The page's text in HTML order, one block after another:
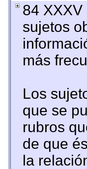
84
sujetos
más
Los
que se
rubros
de que
la